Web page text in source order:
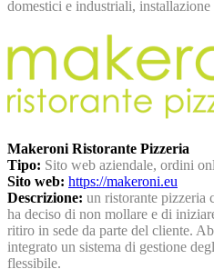
domestici e industriali,
Makeroni Ristorante Pizzeria
Tipo: Sito web aziendale, ordini
Sito web: https://makeroni.eu
Descrizione: un ristorante pizzeria
ha deciso di non mollare e di
ritiro in sede da parte del cliente.
integrato un sistema di gestione
flessibile.